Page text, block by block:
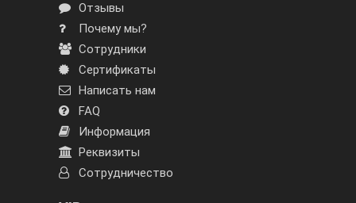
Отзывы
Почему мы?
Сотрудники
Сертификаты
Написать нам
FAQ
Информация
Реквизиты
Сотрудничество